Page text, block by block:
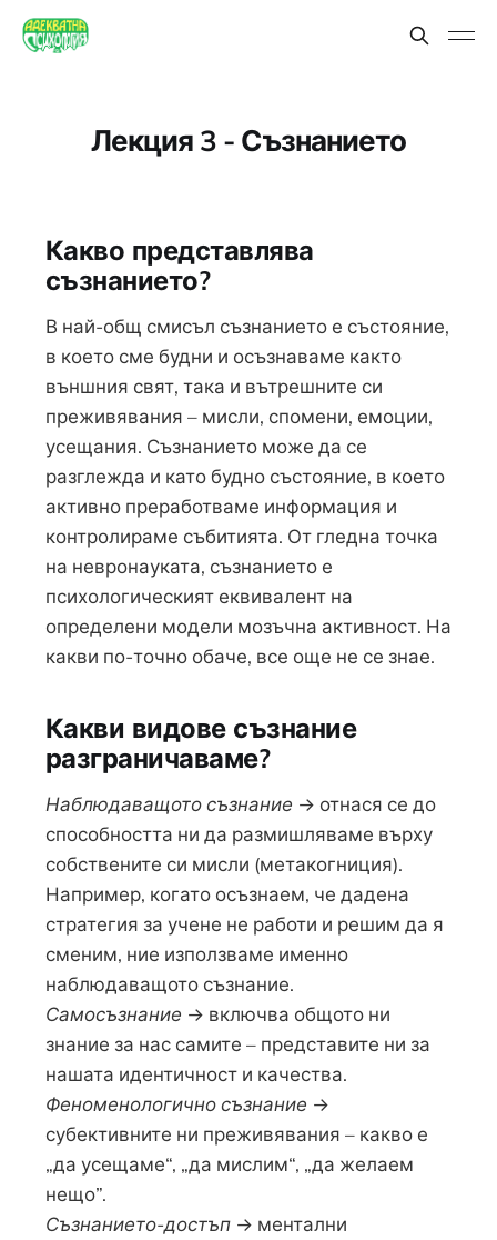
Лекция 3 - Съзнанието
Какво представлява
съзнанието?
В най-общ смисъл съзнанието е състояние,
в което сме будни и осъзнаваме както
външния свят, така и вътрешните си
преживявания – мисли, спомени, емоции,
усещания. Съзнанието може да се
разглежда и като будно състояние, в което
активно преработваме информация и
контролираме събитията. От гледна точка
на невронауката, съзнанието е
психологическият еквивалент на
определени модели мозъчна активност. На
какви по-точно обаче, все още не се знае.
Какви видове съзнание
разграничаваме?
Наблюдаващото съзнание → отнася се до
способността ни да размишляваме върху
собствените си мисли (метакогниция).
Например, когато осъзнаем, че дадена
стратегия за учене не работи и решим да я
сменим, ние използваме именно
наблюдаващото съзнание.
Самосъзнание → включва общото ни
знание за нас самите – представите ни за
нашата идентичност и качества.
Феноменологично съзнание →
субективните ни преживявания – какво е
„да усещаме“, „да мислим“, „да желаем
нещо”.
Съзнанието-достъп→ ментални